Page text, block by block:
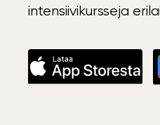
intensiivikursseja